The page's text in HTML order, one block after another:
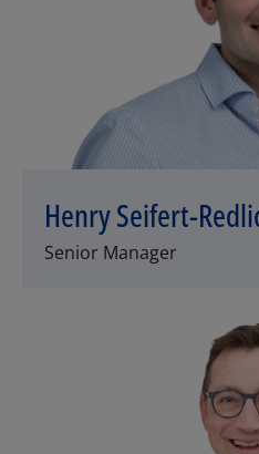
Henry Seifert-
Senior Manager